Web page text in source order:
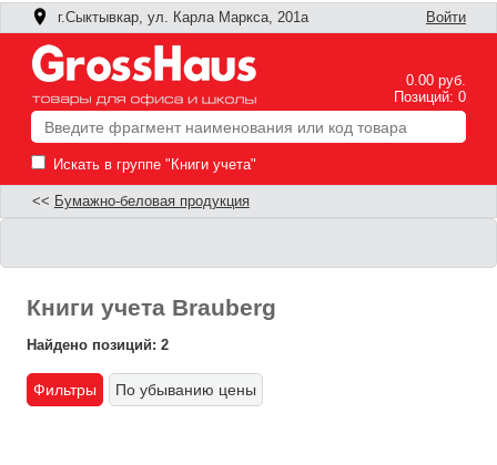
г.Сыктывкар, ул. Карла Маркса, 201а Войти
0.00 руб.
Позиций: 0
Искать в группе "Книги учета"
<< Бумажно-беловая продукция
Книги учета Brauberg
Найдено позиций: 2
Фильтры По убыванию цены